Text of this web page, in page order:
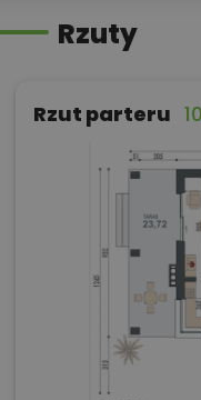
Rzuty
Rzut parteru